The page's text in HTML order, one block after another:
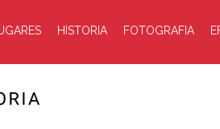
HISTORIA FOTOGRAFIA